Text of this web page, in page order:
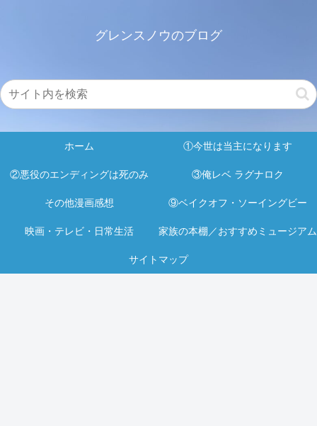
グレンスノウのブログ
ホーム ①今世は当主になります
②悪役のエンディングは死のみ ③俺レベ ラグナロク
その他漫画感想 ⑨ベイクオフ・ソーイングビー
映画・テレビ・日常生活 家族の本棚／おすすめミュージアム
サイトマップ